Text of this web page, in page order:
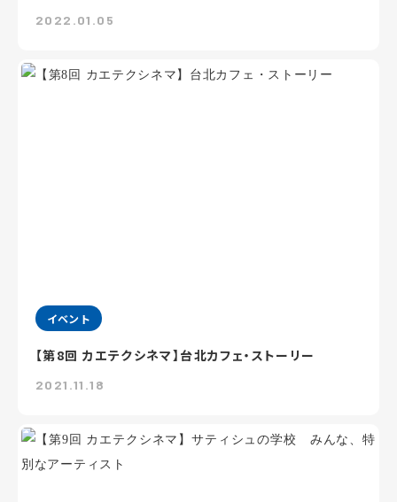
2022.01.05
イベント
【第8回 カエテクシネマ】台北カフェ・ストーリー
2021.11.18